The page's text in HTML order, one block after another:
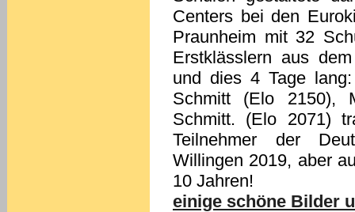
Centers bei den
Praunheim mit 32
Erstklässlern aus
und dies 4 Tage
Schmitt (Elo 2150),
Schmitt. (Elo 2071)
Teilnehmer der
Willingen 2019, aber
10 Jahren!
einige schöne Bilder